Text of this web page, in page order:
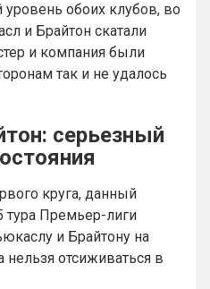
обоих клубов, во
и Брайтон скатали
и компания были
так и не удалось
серьезный
круга, данный
тура Премьер-лиги
и Брайтону на
нельзя отсиживаться в